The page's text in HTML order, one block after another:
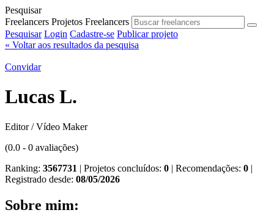
Pesquisar
Freelancers Projetos Freelancers
Pesquisar Login Cadastre-se Publicar projeto
« Voltar aos resultados da pesquisa
Convidar
Lucas L.
Editor / Vídeo Maker
(0.0 - 0 avaliações)
Ranking: 3567731 | Projetos concluídos: 0 | Recomendações: 0 |
Registrado desde: 08/05/2026
Sobre mim: